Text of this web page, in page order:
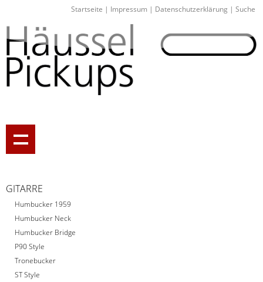
Startseite | Impressum | Datenschutzerklärung | Suche
GITARRE
Humbucker 1959
Humbucker Neck
Humbucker Bridge
P90 Style
Tronebucker
ST Style